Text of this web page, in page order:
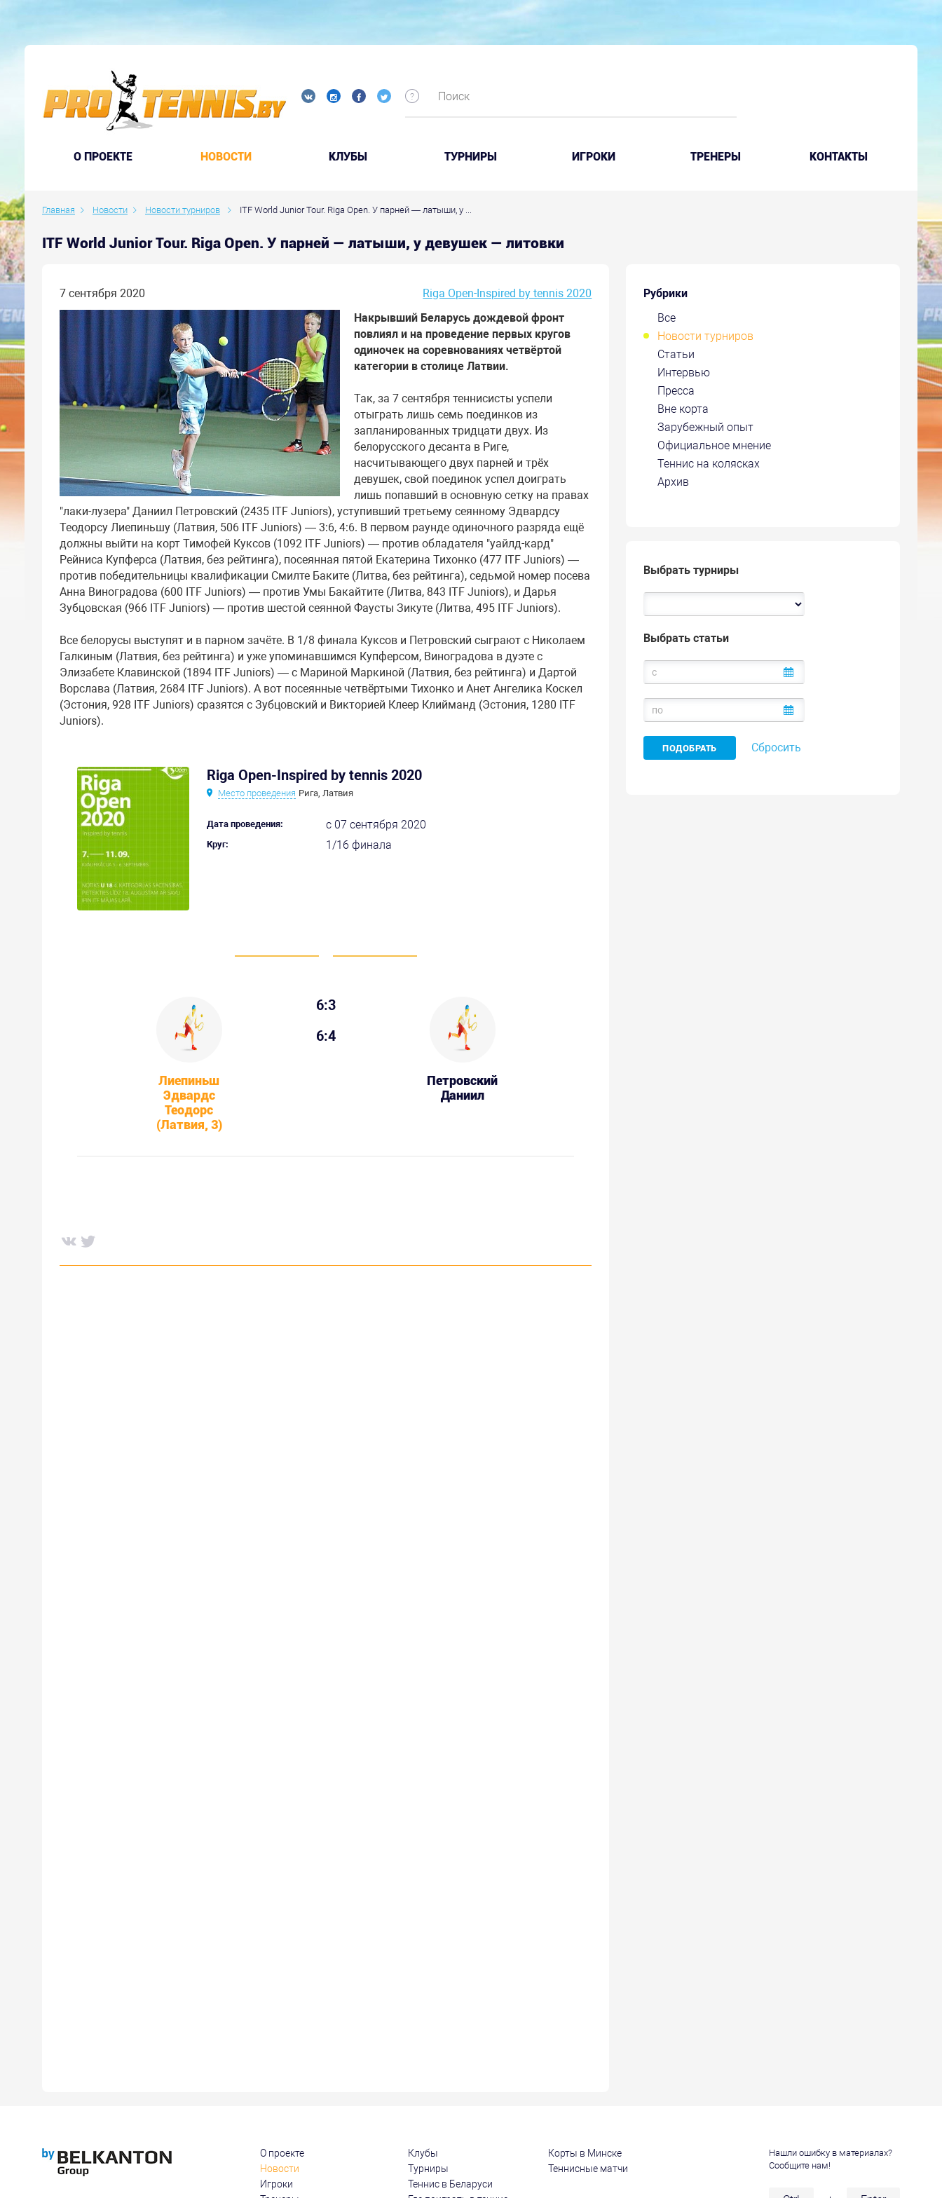
O ПРОЕКТЕ НОВОСТИ КЛУБЫ ТУРНИРЫ ИГРОКИ ТРЕНЕРЫ КОНТАКТЫ
Главная Новости Новости турниров ITF World Junior Tour. Riga Open. У парней — латыши, у ...
ITF World Junior Tour. Riga Open. У парней — латыши, у девушек — литовки
Рубрики
Все
Новости турниров
Статьи
Интервью
Пресса
Вне корта
Зарубежный опыт
Официальное мнение
Теннис на колясках
Архив
Выбрать турниры
Выбрать статьи
Сбросить
7 сентября 2020
Riga Open-Inspired by tennis 2020
Накрывший Беларусь дождевой фронт
повлиял и на проведение первых кругов
одиночек на соревнованиях четвёртой
категории в столице Латвии.
Так, за 7 сентября теннисисты успели
отыграть лишь семь поединков из
запланированных тридцати двух. Из
белорусского десанта в Риге,
насчитывающего двух парней и трёх
девушек, свой поединок успел доиграть
лишь попавший в основную сетку на правах
"лаки-лузера" Даниил Петровский (2435 ITF Juniors), уступивший третьему сеянному Эдвардсу
Теодорсу Лиепиньшу (Латвия, 506 ITF Juniors) — 3:6, 4:6. В первом раунде одиночного разряда ещё
должны выйти на корт Тимофей Куксов (1092 ITF Juniors) — против обладателя "уайлд-кард"
Рейниса Купферса (Латвия, без рейтинга), посеянная пятой Екатерина Тихонко (477 ITF Juniors) —
против победительницы квалификации Смилте Баките (Литва, без рейтинга), седьмой номер посева
Анна Виноградова (600 ITF Juniors) — против Умы Бакайтите (Литва, 843 ITF Juniors), и Дарья
Зубцовская (966 ITF Juniors) — против шестой сеянной Фаусты Зикуте (Литва, 495 ITF Juniors).
Все белорусы выступят и в парном зачёте. В 1/8 финала Куксов и Петровский сыграют с Николаем
Галкиным (Латвия, без рейтинга) и уже упоминавшимся Купферсом, Виноградова в дуэте с
Элизабете Клавинской (1894 ITF Juniors) — с Мариной Маркиной (Латвия, без рейтинга) и Дартой
Ворслава (Латвия, 2684 ITF Juniors). А вот посеянные четвёртыми Тихонко и Анет Ангелика Коскел
(Эстония, 928 ITF Juniors) сразятся с Зубцовский и Викторией Клеер Клийманд (Эстония, 1280 ITF
Juniors).
Riga Open-Inspired by tennis 2020
Место проведения Рига, Латвия
Дата проведения: с 07 сентября 2020
Круг: 1/16 финала
Лиепиньш
Эдвардс
Теодорс
(Латвия, 3)
6:3
6:4
Петровский
Даниил
О проекте
Новости
Игроки
Клубы
Турниры
Теннис в Беларуси
Корты в Минске
Теннисные матчи
Нашли ошибку в материалах?
Сообщите нам!